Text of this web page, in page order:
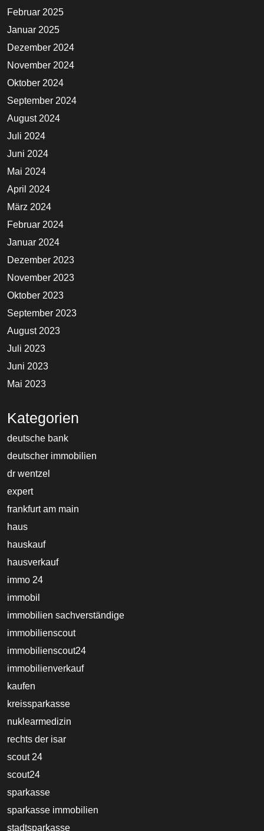
Februar 2025
Januar 2025
Dezember 2024
November 2024
Oktober 2024
September 2024
August 2024
Juli 2024
Juni 2024
Mai 2024
April 2024
März 2024
Februar 2024
Januar 2024
Dezember 2023
November 2023
Oktober 2023
September 2023
August 2023
Juli 2023
Juni 2023
Mai 2023
Kategorien
deutsche bank
deutscher immobilien
dr wentzel
expert
frankfurt am main
haus
hauskauf
hausverkauf
immo 24
immobil
immobilien sachverständige
immobilienscout
immobilienscout24
immobilienverkauf
kaufen
kreissparkasse
nuklearmedizin
rechts der isar
scout 24
scout24
sparkasse
sparkasse immobilien
stadtsparkasse